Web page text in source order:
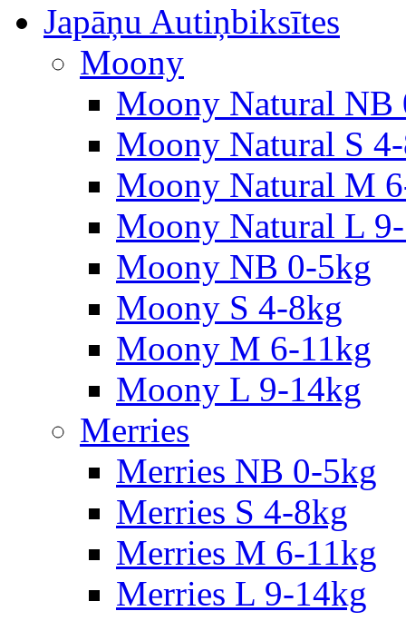
Japāņu Autiņbiksītes
Moony
Moony Natural NB
Moony Natural S
Moony Natural M
Moony Natural L
Moony NB 0-5kg
Moony S 4-8kg
Moony M 6-11kg
Moony L 9-14kg
Merries
Merries NB 0-5kg
Merries S 4-8kg
Merries M 6-11kg
Merries L 9-14kg